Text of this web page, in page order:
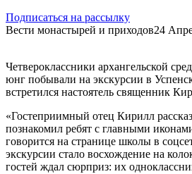
Подписаться на рассылку
Вести монастырей и приходов24
Четвероклассники архангельской
юнг побывали на экскурсии в
встретился настоятель священник
«Гостеприимный отец Кирилл
познакомил ребят с главными
говорится на странице школы в
экскурсии стало восхождение на
гостей ждал сюрприз: их